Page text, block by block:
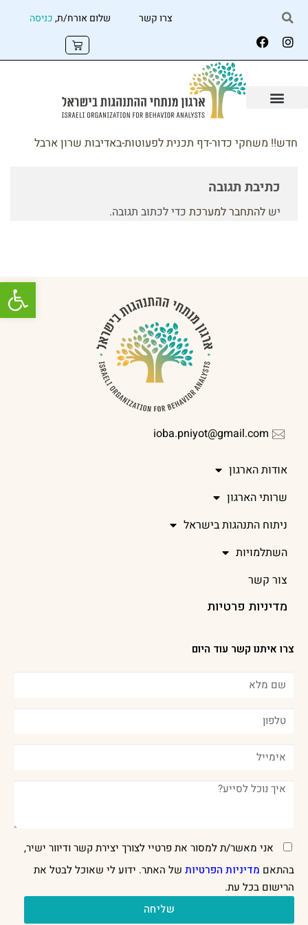
צרו קשר שלום אורח/ת,כניסה
חדש!! משחקי כדור-דף תכנית לפעוטות-באדיבות שרון ארבל
כתיבת תגובה
יש להתחבר למערכת כדי לכתוב תגובה.
ioba.pniyot@gmail.com
אודות הארגון
שרותי הארגון
ניתוח התנהגות בישראל
השתלמויות
צור קשר
מדיניות פרטיות
צרו איתנו קשר עוד היום
אני מאשר/ת למסור את פרטיי לצורך יצירת קשר ודיוור ישיר,
בהתאם מדיניות הפרטיות של האתר. ידוע לי שאוכל לבטל את
הרישום בכל עת.
שליחה